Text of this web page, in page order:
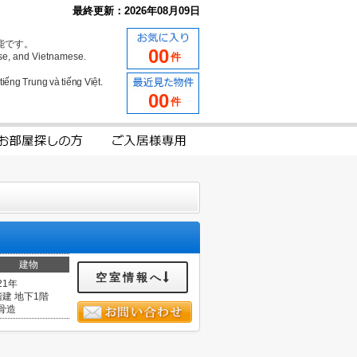
最終更新：2026年08月09日
す。
and Vietnamese.
Trung và tiếng Việt.
00件
00件
建物
年
建 地下1階
造
空室情報へ